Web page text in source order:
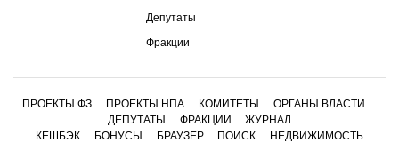
Депутаты
Фракции
ПРОЕКТЫ ФЗ ПРОЕКТЫ НПА КОМИТЕТЫ
ОРГАНЫ ВЛАСТИ
ДЕПУТАТЫ
ФРАКЦИИ
ЖУРНАЛ
КЕШБЭК
БОНУСЫ БРАУЗЕР ПОИСК НЕДВИЖИМОСТЬ